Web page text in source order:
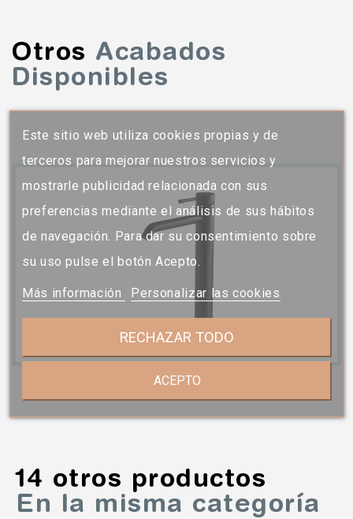
Este sitio web utiliza cookies propias y de
terceros para mejorar nuestros servicios y
mostrarle publicidad relacionada con sus
preferencias mediante el análisis de sus hábitos
de navegación. Para dar su consentimiento sobre
su uso pulse el botón Acepto.
Más información Personalizar las cookies
RECHAZAR TODO
ACEPTO
Otros Acabados
Disponibles
14 otros productos
En la misma categoría